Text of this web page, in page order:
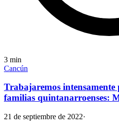
3 min
Cancún
Trabajaremos intensamente
familias quintanarroenses:
21 de septiembre de 2022·